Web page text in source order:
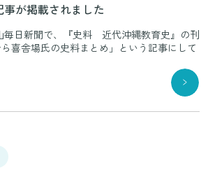
が掲載されました
毎日新聞で、『史料 近代沖縄教育史』の刊
喜舎場氏の史料まとめ」という記事にして